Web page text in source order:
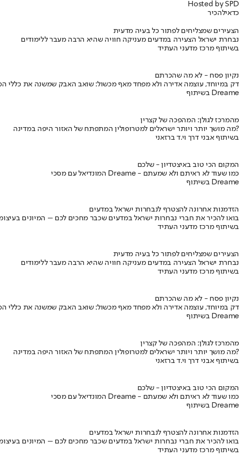
Hosted by SPD
כדאילהכיר
הצעירים שמצליחים לפתור כל בעיה מדעית
נבחרת ישראל הצעירה במדעים מעניקה חוויה שהיא הרבה מעבר ללימודים
בשיתוף מרכז מדעני העתיד
נקיון פסח - לא מה שהכרתם
דק במיוחד, עוצמה אדירה ולא מפחד מאף מכשול: שואב האבק שמשנה את כללי
בשיתוף Dreame
מהמרכז לגולן: המהפכה של קצרין
מה מושך יותר ויותר ישראלים למטרופולין המתפתח של האזור היפה במדינה?
בשיתוף אבני דרך וי.ד ברזאני
המקום הכי טוב באיצטדיון - שלכם
המונדיאל עם מסכי Dreame - כמו שעוד לא ראיתם ולא שמעתם
בשיתוף Dreame
הזדמנות אחרונה להצטרף לנבחרות ישראל במדעים
בואו להכיר את חברי נבחרות ישראל במדעים שכבר מחכים לכם – המיונים
בשיתוף מרכז מדעני העתיד
הצעירים שמצליחים לפתור כל בעיה מדעית
נבחרת ישראל הצעירה במדעים מעניקה חוויה שהיא הרבה מעבר ללימודים
בשיתוף מרכז מדעני העתיד
נקיון פסח - לא מה שהכרתם
דק במיוחד, עוצמה אדירה ולא מפחד מאף מכשול: שואב האבק שמשנה את כללי
בשיתוף Dreame
מהמרכז לגולן: המהפכה של קצרין
מה מושך יותר ויותר ישראלים למטרופולין המתפתח של האזור היפה במדינה?
בשיתוף אבני דרך וי.ד ברזאני
המקום הכי טוב באיצטדיון - שלכם
המונדיאל עם מסכי Dreame - כמו שעוד לא ראיתם ולא שמעתם
בשיתוף Dreame
הזדמנות אחרונה להצטרף לנבחרות ישראל במדעים
בואו להכיר את חברי נבחרות ישראל במדעים שכבר מחכים לכם – המיונים
בשיתוף מרכז מדעני העתיד